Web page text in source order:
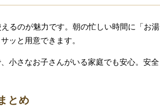
るのが魅力です。朝の忙しい時間に「お湯
ッと用意できます。
小さなお子さんがいる家庭でも安心。安全
とめ